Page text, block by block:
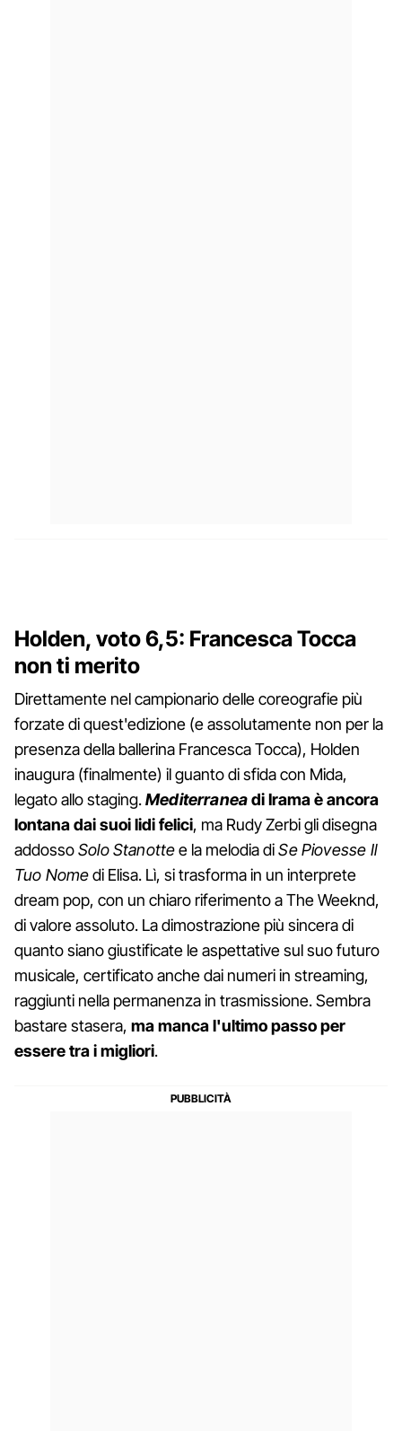
Holden, voto 6,5: Francesca Tocca
non ti merito
Direttamente nel campionario delle coreografie più
forzate di quest'edizione (e assolutamente non per la
presenza della ballerina Francesca Tocca), Holden
inaugura (finalmente) il guanto di sfida con Mida,
legato allo staging.Mediterraneadi Irama è ancora
lontana dai suoi lidi felici, ma Rudy Zerbi gli disegna
addossoSolo Stanottee la melodia diSe Piovesse Il
Tuo Nomedi Elisa. Lì, si trasforma in un interprete
dream pop, con un chiaro riferimento a The Weeknd,
di valore assoluto. La dimostrazione più sincera di
quanto siano giustificate le aspettative sul suo futuro
musicale, certificato anche dai numeri in streaming,
raggiunti nella permanenza in trasmissione. Sembra
bastare stasera, ma manca l'ultimo passo per
essere tra i migliori.